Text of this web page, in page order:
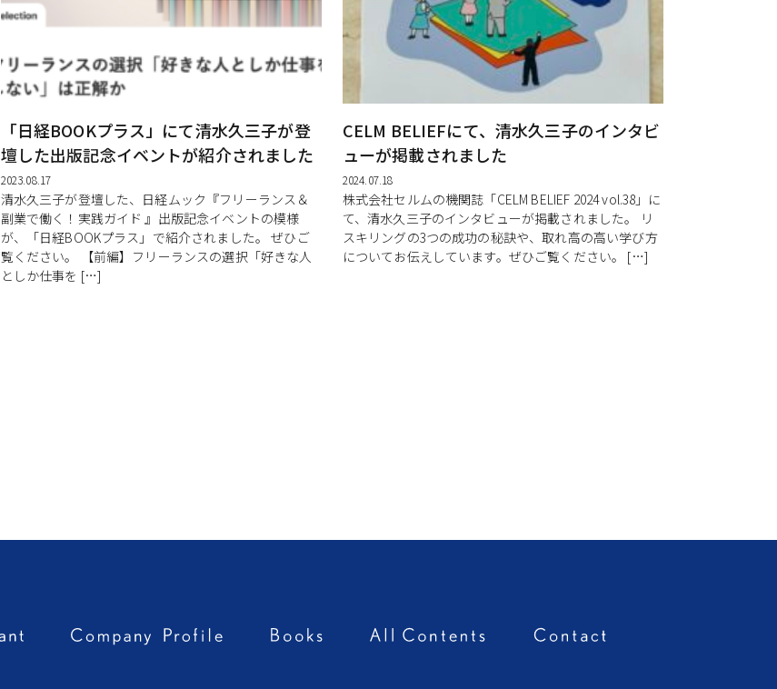
「日経BOOKプラス」にて清水久三子が登
壇した出版記念イベントが紹介されました
2023.08.17
清水久三子が登壇した、日経ムック『フリーランス＆
副業で働く！実践ガイド 』出版記念イベントの模様
が、「日経BOOKプラス」で紹介されました。 ぜひご
覧ください。 【前編】フリーランスの選択「好きな人
としか仕事を […]
CELM BELIEFにて、清水久三子のインタビ
ューが掲載されました
2024.07.18
株式会社セルムの機関誌「CELM BELIEF 2024 vol.38」に
て、清水久三子のインタビューが掲載されました。 リ
スキリングの3つの成功の秘訣や、取れ高の高い学び方
についてお伝えしています。ぜひご覧ください。 […]